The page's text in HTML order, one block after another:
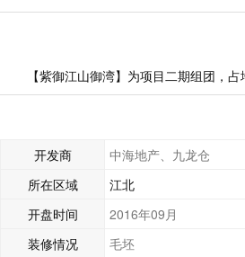
【紫御江山御湾】为项目二期组团，
开发商
中海地产、九龙仓
所在区域
江北
开盘时间
2016年09月
装修情况
毛坯